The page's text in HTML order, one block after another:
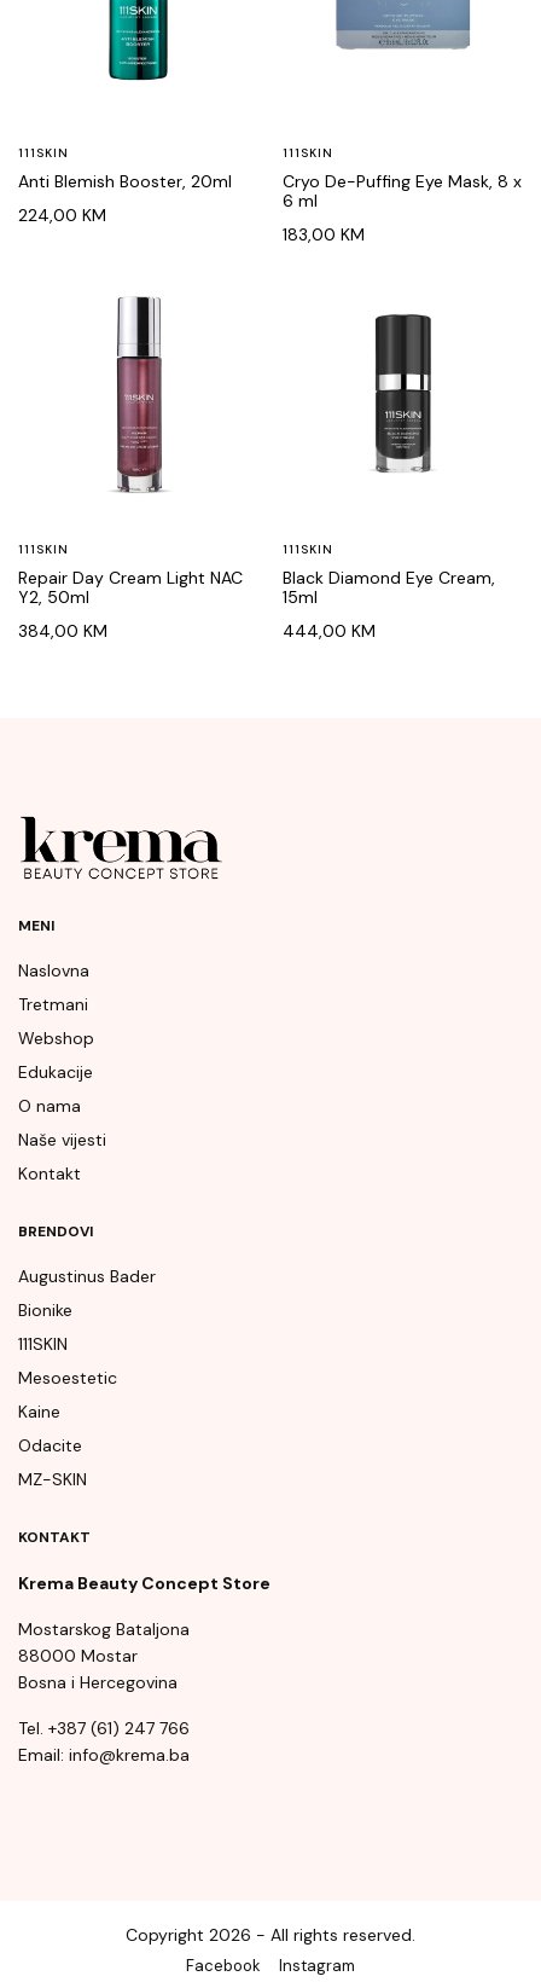
111SKIN
Anti Blemish Booster, 20ml
224,00 KM
111SKIN
Cryo De-Puffing Eye Mask, 8 x
6 ml
183,00 KM
111SKIN
Repair Day Cream Light NAC
Y2, 50ml
384,00 KM
111SKIN
Black Diamond Eye Cream,
15ml
444,00 KM
MENI
Naslovna
Tretmani
Webshop
Edukacije
O nama
Naše vijesti
Kontakt
BRENDOVI
Augustinus Bader
Bionike
111SKIN
Mesoestetic
Kaine
Odacite
MZ-SKIN
KONTAKT
Krema Beauty Concept Store
Mostarskog Bataljona
88000 Mostar
Bosna i Hercegovina
Tel. +387 (61) 247 766
Email: info@krema.ba
Copyright 2026 - All rights reserved.
Facebook Instagram